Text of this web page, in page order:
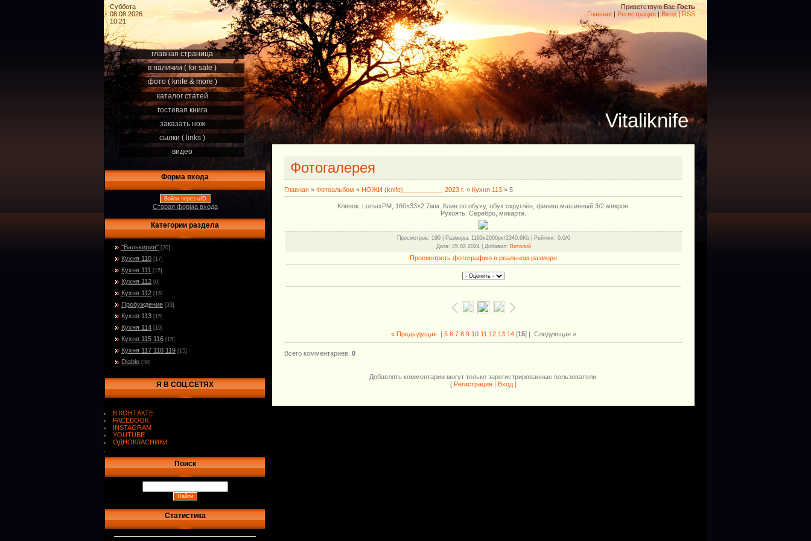
Суббота
08.08.2026
10:21
Приветствую Вас Гость
Главная | Регистрация | Вход|RSS
главная страница
в наличии ( for sale )
фото ( knife & more )
каталог статей
гостевая книга
заказать нож
сылки ( links )
видео
Форма входа
Войти через uID
Старая форма входа
Категории раздела
"Валькирия" [20]
Кухня 110 [17]
Кухня 111 [15]
Кухня 112 [0]
Кухня 112 [16]
Пробуждение [33]
Кухня 113 [15]
Кухня 114 [19]
Кухня 115 116 [15]
Кухня 117 118 119 [15]
Diablo [36]
Я В СОЦ.СЕТЯХ
В КОНТАКТЕ
FACEBOOK
INSTAGRAM
YOUTUBE
ОДНОКЛАСНИКИ
Поиск
Статистика
Vitaliknife
Фотогалерея
Главная » Фотоальбом » НОЖИ (knife)___________ 2023 г. » Кухня 113 » 5
Клинок: LomaxPM, 160×33×2,7мм. Клин по обуху, обух скруглён, финиш машинный 3/2 микрон.
Рукоять: Серебро, микарта.
Просмотров: 190 | Размеры: 1163x2000px/2340.6Kb | Рейтинг: 0.0/0
Дата: 25.02.2024 | Добавил: Виталий
Просмотреть фотографию в реальном размере
« Предыдущая| 5 6 7 8 9 10 11 12 13 14[15] | Следующая »
Всего комментариев: 0
Добавлять комментарии могут только зарегистрированные пользователи.
[ Регистрация Вход ]